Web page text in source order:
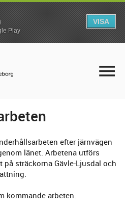
efter järnvägen
länet. Arbetena utförs
på sträckorna Gävle-Ljusdal och
kommande arbeten.
Play
VISA